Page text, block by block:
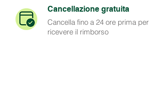
Cancellazione gratuita
Cancella fino a 24 ore prima per
ricevere il rimborso